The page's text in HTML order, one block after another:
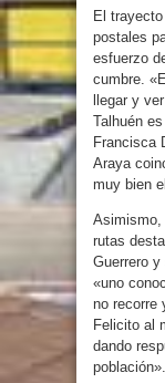
El
postales
esfuerzo
cumbre.
llegar y
Talhuén
Francisca
Araya
muy bien
Asimismo,
rutas
Guerrero
«uno
no recorre
Felicito al
dando
población».